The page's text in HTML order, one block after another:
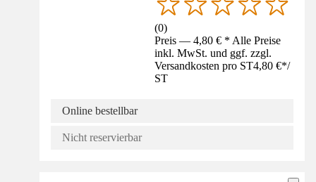
(0)
Preis — 4,80 € * Alle Preise
inkl. MwSt. und ggf. zzgl.
Versandkosten pro ST4,80 €*/
ST
Online bestellbar
Nicht reservierbar